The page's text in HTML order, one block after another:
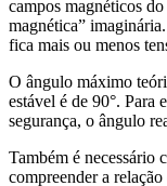
campos magnéticos
magnética”
fica mais ou menos
O ângulo máximo
estável é de 90°. Para
segurança, o ângulo
Também é necessário
compreender a